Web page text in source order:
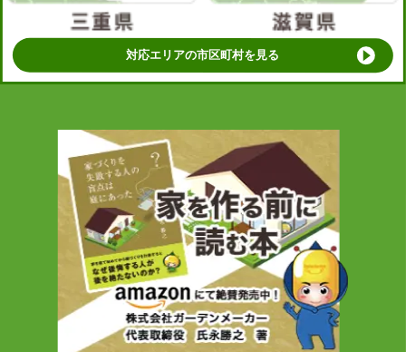
対応エリアの市区町村を見る